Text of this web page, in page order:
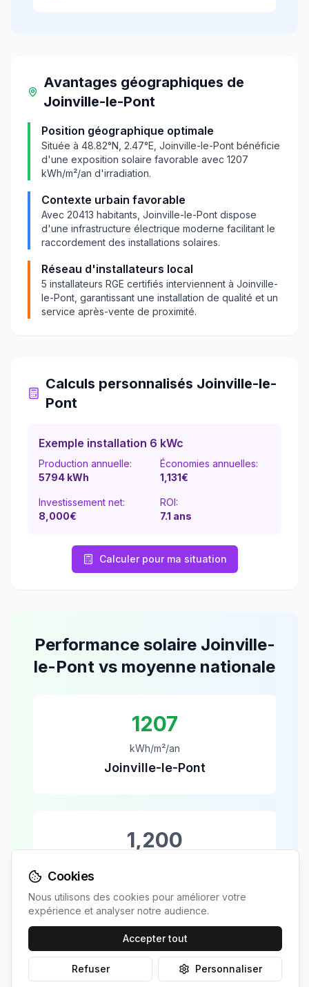
Avantages géographiques de
Joinville-le-Pont
Position géographique optimale
Située à 48.82°N, 2.47°E, Joinville-le-Pont bénéficie
d'une exposition solaire favorable avec 1207
kWh/m²/an d'irradiation.
Contexte urbain favorable
Avec 20413 habitants, Joinville-le-Pont dispose
d'une infrastructure électrique moderne facilitant le
raccordement des installations solaires.
Réseau d'installateurs local
5 installateurs RGE certifiés interviennent à Joinville-
le-Pont , garantissant une installation de qualité et un
service après-vente de proximité.
Calculs personnalisés Joinville-le-
Pont
Exemple installation 6 kWc
Production annuelle:
5794 kWh
Économies annuelles:
1,131€
Investissement net:
8,000€
ROI:
7.1 ans
Calculer pour ma situation
Performance solaire Joinville-
le-Pont vs moyenne nationale
1207
kWh/m²/an
Joinville-le-Pont
1,200
+1%
vs moyenne
Cookies
Nous utilisons des cookies pour améliorer votre
expérience et analyser notre audience.
Accepter tout
Refuser Personnaliser